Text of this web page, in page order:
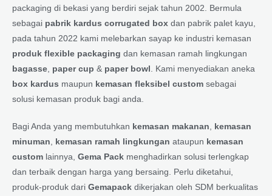
packaging di bekasi yang berdiri sejak tahun 2002. Bermula
sebagai pabrik kardus corrugated box dan pabrik palet kayu,
pada tahun 2022 kami melebarkan sayap ke industri kemasan
produk flexible packaging dan kemasan ramah lingkungan
bagasse paper cup & paper bowl . Kami menyediakan aneka
box kardus maupun kemasan fleksibel custom sebagai
solusi kemasan produk bagi anda.
Bagi Anda yang membutuhkan kemasan makanan
kemasan
minuman
kemasan ramah lingkungan ataupun kemasan
custom lainnya, Gema Pack menghadirkan solusi terlengkap
dan terbaik dengan harga yang bersaing. Perlu diketahui,
produk-produk dari Gemapack dikerjakan oleh SDM berkualitas